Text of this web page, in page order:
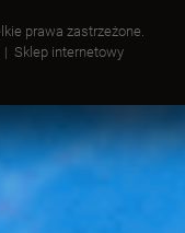
prawa zastrzeżone.
Sklep internetowy